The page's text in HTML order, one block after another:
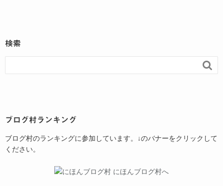
検索

ブログ村ランキング
ブログ村のランキングに参加しています。↓のバナーをクリックして
ください。